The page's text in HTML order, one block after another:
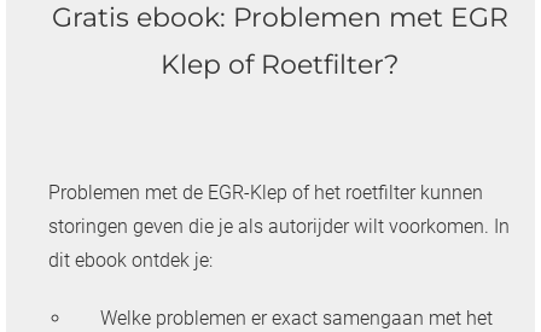
Gratis ebook: Problemen met EGR
Klep of Roetfilter?
Problemen met de EGR-Klep of het roetfilter kunnen
storingen geven die je als autorijder wilt voorkomen. In
dit ebook ontdek je:
Welke problemen er exact samengaan met het